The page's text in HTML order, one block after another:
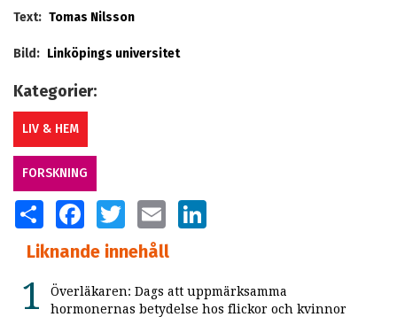
Text: Tomas Nilsson
Bild: Linköpings universitet
Kategorier:
LIV & HEM
FORSKNING
SHARE FACEBOOKTWITTER EMAIL
Liknande innehåll
Överläkaren: Dags att uppmärksamma
hormonernas betydelse hos flickor och kvinnor